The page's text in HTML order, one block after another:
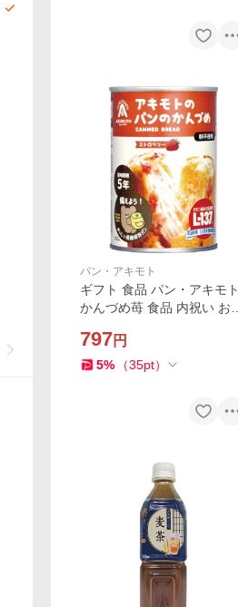
パン・アキモト
ギフト 食品 パン・アキモト
かんづめ苺 食品 内祝い お祝
斗 のし対応
797円
5% （35pt）